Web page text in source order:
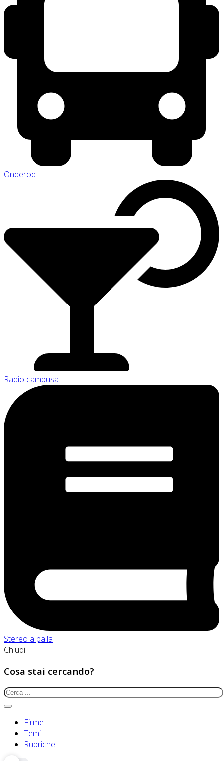
Onderod
Radio cambusa
Stereo a palla
Chiudi
Cosa stai cercando?
Firme
Temi
Rubriche